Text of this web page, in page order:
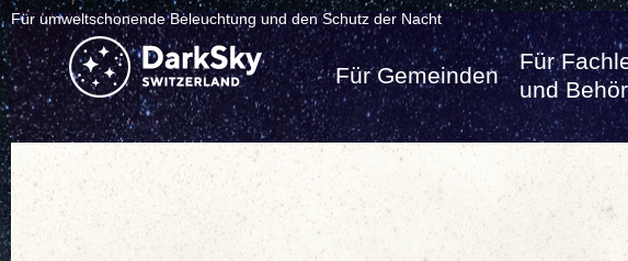
Für umweltschonende Beleuchtung und den Schutz der Nacht
Für Gemeinden
Für
und